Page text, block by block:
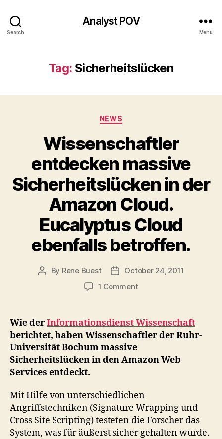
Search
Analyst POV
Menu
Tag: Sicherheitslücken
Categories
NEWS
Wissenschaftler
entdecken massive
Sicherheitslücken in der
Amazon Cloud.
Eucalyptus Cloud
ebenfalls betroffen.
Post
By Rene Buest
PostOctober 24, 2011
1 Commenton
massive
Sicherheitslücken
in
Amazon
Cloud
ebenfalls
betroffen.
Wie derInformationsdienst Wissenschaft
berichtet, haben Wissenschaftler der Ruhr-
Universität Bochum massive
Sicherheitslücken in den Amazon Web
Services entdeckt.
Mit Hilfe von unterschiedlichen
Angriffstechniken (Signature Wrapping und
Cross Site Scripting) testeten die Forscher das
System, was für äußerst sicher gehalten wurde.